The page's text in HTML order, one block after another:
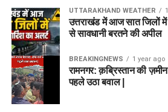
फाइनल टीम बनाने से पहले टॉस, आधिकारिक
समाचार अवश्य जांच लें ताकि आपकी
प्रतिस्पर्धी बन सके।
FAQs
Q1. BPH vs SUL
UTTARAKHAND WEATHER
उत्तराखंड में आज सात जिलों में
से सावधानी बरतने की अपील
BREAKINGNEWS 1 year ago
रामनगर: क़ब्रिस्तान की
पहले उठा बवाल |